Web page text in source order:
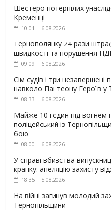
Шестеро потерпілих
Кременці
10:01 | 6.08.2026
Тернополянку 24 рази
швидкості та порушення
09:09 | 6.08.2026
Сім судів і три
навколо Пантеону Героїв у
08:33 | 6.08.2026
Майже 10 годин під вогнем
поліцейський із
бою
08:00 | 6.08.2026
У справі вбивства
крапку: апеляцію захисту
18:35 | 5.08.2026
На війні загинув молодий
Тернопільщини